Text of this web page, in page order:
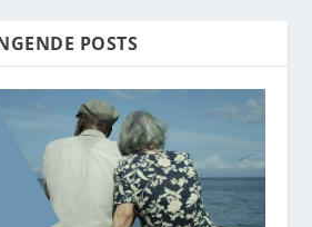
POSTS